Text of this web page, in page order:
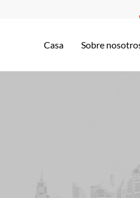
Casa Sobre